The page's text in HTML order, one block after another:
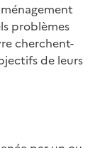
problèmes
cherchent-
de leurs